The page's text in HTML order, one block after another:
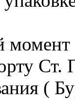
Ст.
(